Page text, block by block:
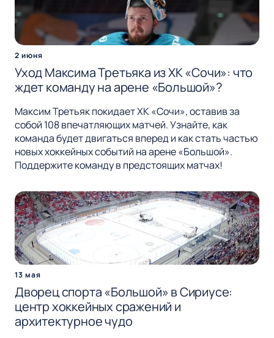
2 июня
Уход Максима Третьяка из ХК «Сочи»: что
ждет команду на арене «Большой»?
Максим Третьяк покидает ХК «Сочи», оставив за
собой 108 впечатляющих матчей. Узнайте, как
команда будет двигаться вперед и как стать частью
новых хоккейных событий на арене «Большой».
Поддержите команду в предстоящих матчах!
13 мая
Дворец спорта «Большой» в Сириусе:
центр хоккейных сражений и
архитектурное чудо